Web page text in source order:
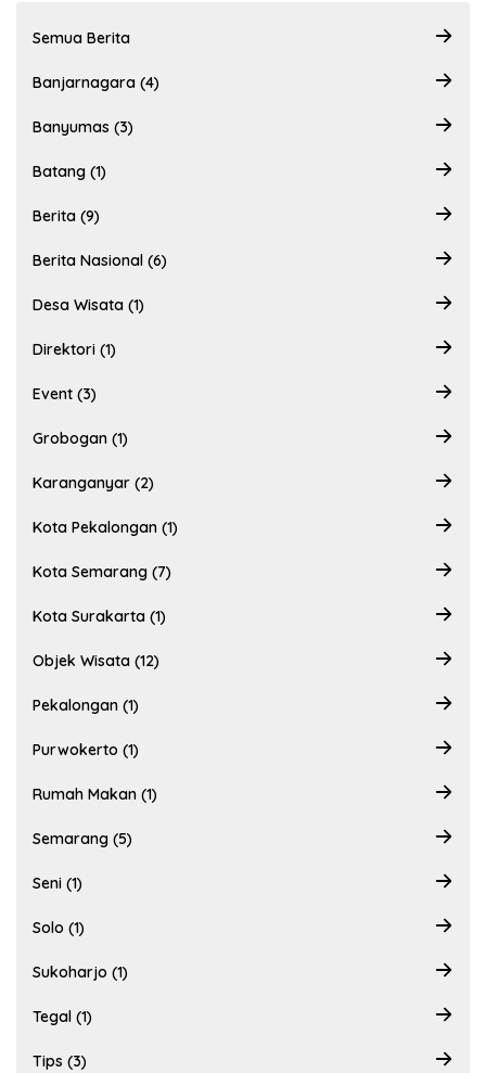
Semua Berita
Banjarnagara (4)
Banyumas (3)
Batang (1)
Berita (9)
Berita Nasional (6)
Desa Wisata (1)
Direktori (1)
Event (3)
Grobogan (1)
Karanganyar (2)
Kota Pekalongan (1)
Kota Semarang (7)
Kota Surakarta (1)
Objek Wisata (12)
Pekalongan (1)
Purwokerto (1)
Rumah Makan (1)
Semarang (5)
Seni (1)
Solo (1)
Sukoharjo (1)
Tegal (1)
Tips (3)